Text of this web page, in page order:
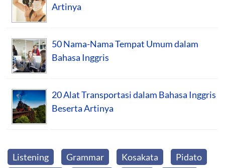
Artinya
50 Nama-Nama Tempat Umum dalam
Bahasa Inggris
20 Alat Transportasi dalam Bahasa Inggris
Beserta Artinya
Listening Grammar Kosakata Pidato